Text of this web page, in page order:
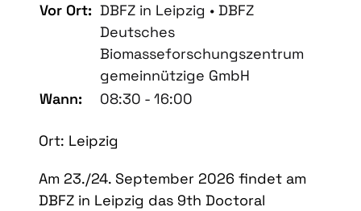
Vor Ort: DBFZ in Leipzig • DBFZ
Deutsches
Biomasseforschungszentrum
gemeinnützige GmbH
Wann:
08:30 - 16:00
Ort: Leipzig
Am 23./24. September 2026 findet am
DBFZ in Leipzig das 9th Doctoral